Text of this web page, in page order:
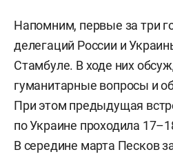
Напомним, первые за три
делегаций России и
Стамбуле. В ходе них
гуманитарные вопросы и
При этом предыдущая
по Украине проходила
В середине марта Песков